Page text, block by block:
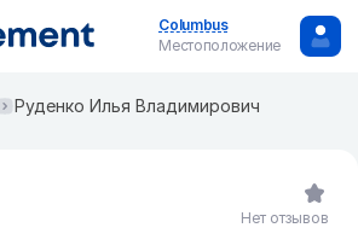
Columbus
Местоположение
Руденко Илья Владимирович
Нет отзывов